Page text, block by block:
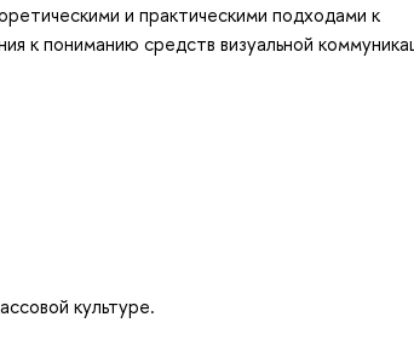
и практическими подходами к
к пониманию средств визуальной
культуре.